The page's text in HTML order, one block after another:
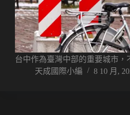
台中作為臺灣中部的重要城市
天成國際小編
8 10 月,